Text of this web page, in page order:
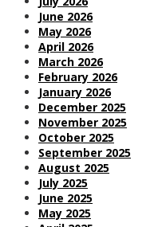
June 2026
May 2026
April 2026
March 2026
February 2026
January 2026
December 2025
November 2025
October 2025
September 2025
August 2025
July 2025
June 2025
May 2025